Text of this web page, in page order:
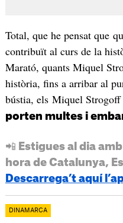
Total, que he pensat que
contribuït al curs de la
Marató, quants Miquel
història, fins a arribar al
bústia, els Miquel
porten multes i
📲 Estigues al dia
hora de Catalunya,
Descarrega’t aquí
DINAMARCA